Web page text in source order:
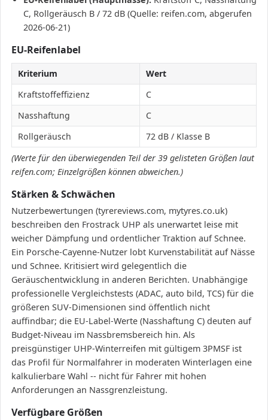
C, Rollgeräusch B / 72 dB (Quelle: reifen.com, abgerufen
2026-06-21)
EU-Reifenlabel
Kriterium
Wert
Kraftstoffeffizienz
C
Nasshaftung
C
Rollgeräusch
72 dB / Klasse B
(Werte für den überwiegenden Teil der 39 gelisteten Größen laut
reifen.com; Einzelgrößen können abweichen.)
Stärken & Schwächen
Nutzerbewertungen (tyrereviews.com, mytyres.co.uk)
beschreiben den Frostrack UHP als unerwartet leise mit
weicher Dämpfung und ordentlicher Traktion auf Schnee.
Ein Porsche-Cayenne-Nutzer lobt Kurvenstabilität auf Nässe
und Schnee. Kritisiert wird gelegentlich die
Geräuschentwicklung in anderen Berichten. Unabhängige
professionelle Vergleichstests (ADAC, auto bild, TCS) für die
größeren SUV-Dimensionen sind öffentlich nicht
auffindbar; die EU-Label-Werte (Nasshaftung C) deuten auf
Budget-Niveau im Nassbremsbereich hin. Als
preisgünstiger UHP-Winterreifen mit gültigem 3PMSF ist
das Profil für Normalfahrer in moderaten Winterlagen eine
kalkulierbare Wahl -- nicht für Fahrer mit hohen
Anforderungen an Nassgrenzleistung.
Verfügbare Größen